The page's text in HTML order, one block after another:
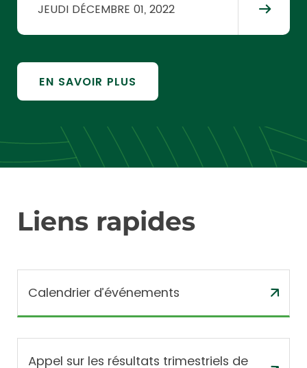
JEUDI DÉCEMBRE 01, 2022
EN SAVOIR PLUS
Liens rapides
Calendrier d’événements
Appel sur les résultats trimestriels de